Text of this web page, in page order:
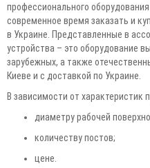
профессионального
современное время заказать и
в Украине. Представленные в
устройства – это оборудование
зарубежных, а также
Киеве и с доставкой по Украине.
В зависимости от характеристик
диаметру рабочей
количеству постов;
цене.